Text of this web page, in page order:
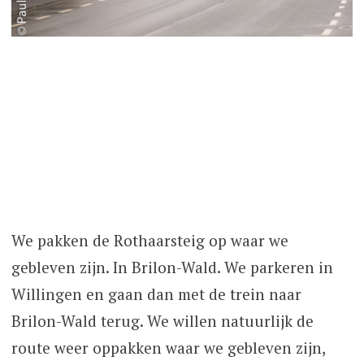
We pakken de Rothaarsteig op waar we
gebleven zijn. In Brilon-Wald. We parkeren in
Willingen en gaan dan met de trein naar
Brilon-Wald terug. We willen natuurlijk de
route weer oppakken waar we gebleven zijn,